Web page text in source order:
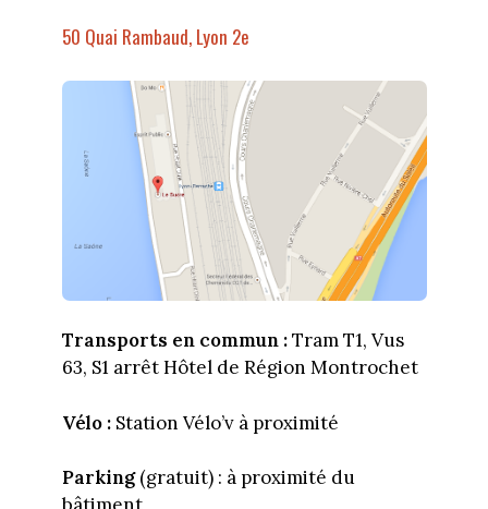
50 Quai Rambaud, Lyon 2e
Transports en commun :Tram T1, Vus
63, S1 arrêt Hôtel de Région Montrochet
Vélo :Station Vélo’v à proximité
Parking(gratuit) : à proximité du